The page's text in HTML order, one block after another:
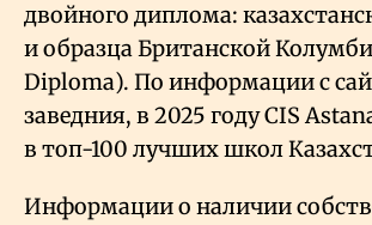
двойного диплома:
и образца Британской
Diploma). По информации с
заведния, в 2025 году CIS
в топ-100 лучших школ
Информации о наличии